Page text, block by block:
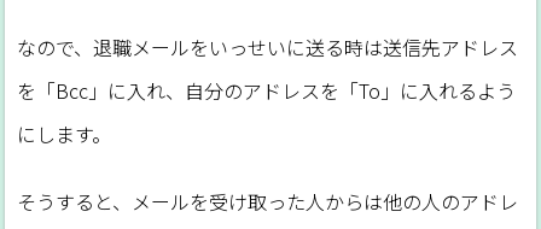
なので、退職メールをいっせいに送る時は送信先アドレス
を「Bcc」に入れ、自分のアドレスを「To」に入れるよう
にします。
そうすると、メールを受け取った人からは他の人のアドレ